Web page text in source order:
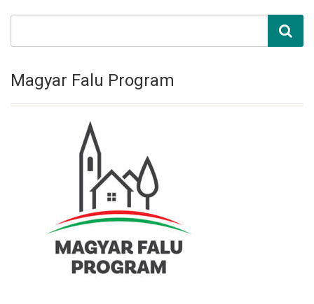
Magyar Falu Program